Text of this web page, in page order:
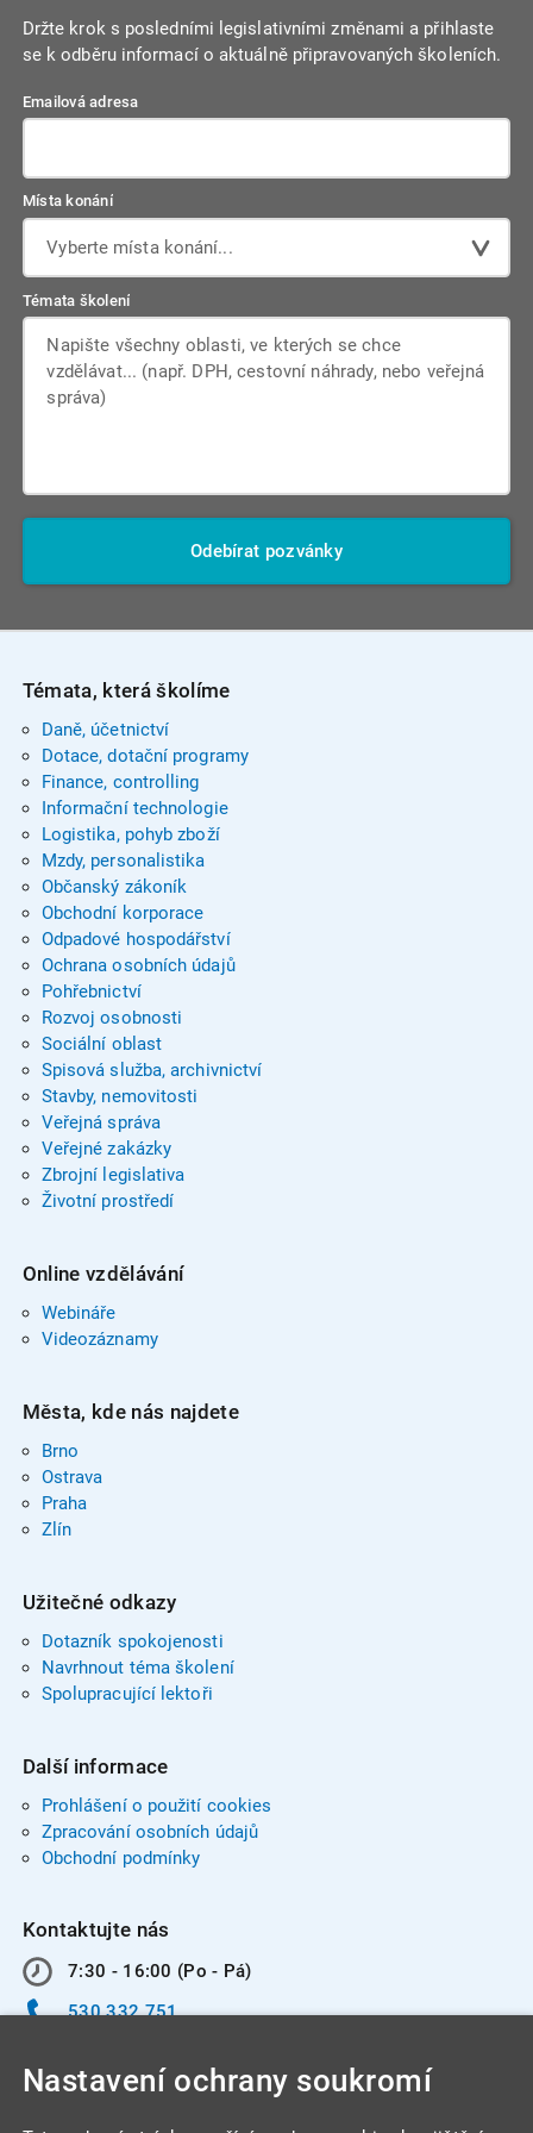
Držte krok s posledními legislativními změnami a přihlaste
se k odběru informací o aktuálně připravovaných školeních.
Emailová adresa
Místa konání
Vyberte místa konání...
Témata školení
Odebírat pozvánky
Témata, která školíme
Daně, účetnictví
Dotace, dotační programy
Finance, controlling
Informační technologie
Logistika, pohyb zboží
Mzdy, personalistika
Občanský zákoník
Obchodní korporace
Odpadové hospodářství
Ochrana osobních údajů
Pohřebnictví
Rozvoj osobnosti
Sociální oblast
Spisová služba, archivnictví
Stavby, nemovitosti
Veřejná správa
Veřejné zakázky
Zbrojní legislativa
Životní prostředí
Online vzdělávání
Webináře
Videozáznamy
Města, kde nás najdete
Brno
Ostrava
Praha
Zlín
Užitečné odkazy
Dotazník spokojenosti
Navrhnout téma školení
Spolupracující lektoři
Další informace
Prohlášení o použití cookies
Zpracování osobních údajů
Obchodní podmínky
Kontaktujte nás
7:30 - 16:00 (Po - Pá)
530 332 751
Nastavení ochrany soukromí